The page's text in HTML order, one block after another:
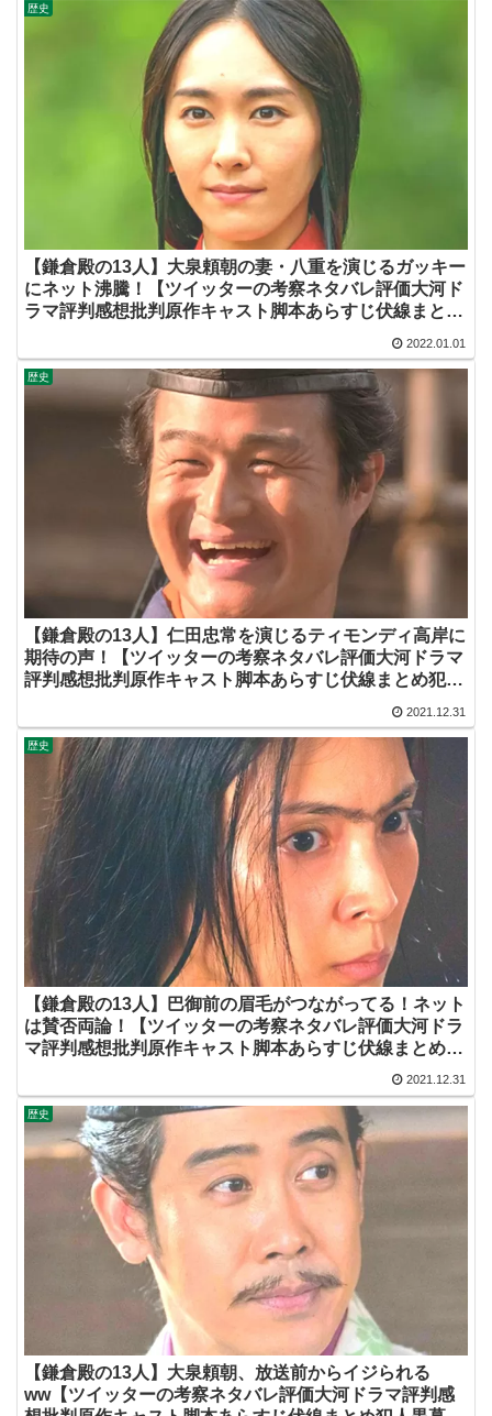
歴史
【鎌倉殿の13人】大泉頼朝の妻・八重を演じるガッキー
にネット沸騰！【ツイッターの考察ネタバレ評価大河ド
ラマ評判感想批判原作キャスト脚本あらすじ伏線まとめ
2022.01.01
歴史
【鎌倉殿の13人】仁田忠常を演じるティモンディ高岸に
期待の声！【ツイッターの考察ネタバレ評価大河ドラマ
評判感想批判原作キャスト脚本あらすじ伏線まとめ犯人
2021.12.31
歴史
【鎌倉殿の13人】巴御前の眉毛がつながってる！ネット
は賛否両論！【ツイッターの考察ネタバレ評価大河ドラ
マ評判感想批判原作キャスト脚本あらすじ伏線まとめ犯
2021.12.31
歴史
【鎌倉殿の13人】大泉頼朝、放送前からイジられる
ww【ツイッターの考察ネタバレ評価大河ドラマ評判感